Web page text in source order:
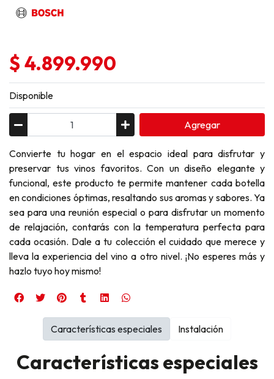
$ 4.899.990
Disponible
Agregar
Convierte tu hogar en el espacio ideal para disfrutar y
preservar tus vinos favoritos. Con un diseño elegante y
funcional, este producto te permite mantener cada botella
en condiciones óptimas, resaltando sus aromas y sabores. Ya
sea para una reunión especial o para disfrutar un momento
de relajación, contarás con la temperatura perfecta para
cada ocasión. Dale a tu colección el cuidado que merece y
lleva la experiencia del vino a otro nivel. ¡No esperes más y
hazlo tuyo hoy mismo!
Características especiales
Características especiales Instalación